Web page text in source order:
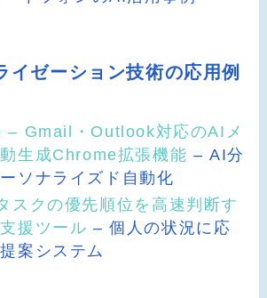
イゼーション技術の応用例
– Gmail・Outlook対応のAIメ
生成Chrome拡張機能 – AI分
ソナライズド自動化
スクの優先順位を高速判断す
援ツール – 個人の状況に応
案システム